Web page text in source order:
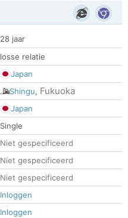
28 jaar
losse relatie
Japan
Shingu, Fukuoka
Japan
Single
Niet gespecificeerd
Niet gespecificeerd
Niet gespecificeerd
Inloggen
Inloggen